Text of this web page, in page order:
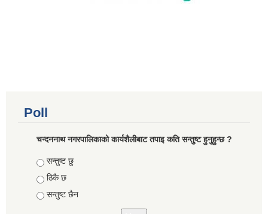
Poll
चन्दननाथ नगरपालिकाको कार्यशैलीबाट तपाइ कति सन्तुष्ट हुनुहुन्छ ?
Choices
सन्तुष्ट छु
ठिकै छ
सन्तुष्ट छैन